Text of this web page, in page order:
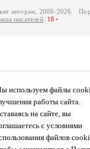
используем файлы
работы сайта.
на сайте, вы
с условиями
файлов
авторам, 2000-2026.
писателей. 18+